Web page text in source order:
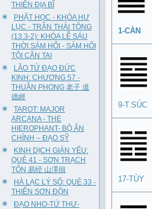
THIÊN ĐỊA BĨ
PHẬT HỌC - KHÓA HƯ
LỤC - TRẦN THÁI TÔNG
(13.3-2): KHÓA LỄ SÁU
THỜI SÁM HỐI - SÁM HỐI
TỘI CĂN TAI
LÃO TỬ ĐẠO ĐỨC
KINH: CHƯƠNG 57 -
THUẦN PHONG 老子 道
德經
TAROT: MAJOR
ARCANA - THE
HIEROPHANT- BỘ ẨN
CHÍNH – ĐẠO SỸ
KINH DỊCH GIẢN YẾU:
QUẺ 41 - SƠN TRẠCH
TỔN 易经 山澤損
HÀ LẠC LÝ SỐ: QUẺ 33 -
THIÊN SƠN ĐỘN
ĐẠO NHO-TỨ THƯ-
1-CÀN
9-T.SÚC
17-TÙY